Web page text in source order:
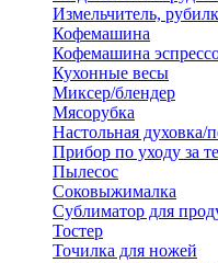
Измельчитель,
Кофемашина
Кофемашина
Кухонные весы
Миксер/блендер
Мясорубка
Настольная духовка/
Прибор по уходу за
Пылесос
Соковыжималка
Сублиматор для
Тостер
Точилка для ножей